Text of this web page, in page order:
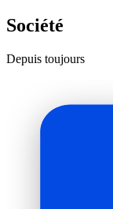
Société
Depuis toujours